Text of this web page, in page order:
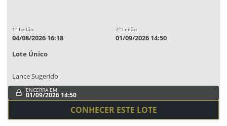
1° Leilão
04/08/2026 16:18
2° Leilão
01/09/2026 14:50
Lote Único
Lance Sugerido
ENCERRA EM
01/09/2026 14:50
CONHECER ESTE LOTE